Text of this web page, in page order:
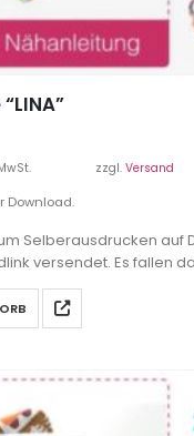
zzgl. Versand
Download.
Selberausdrucken auf
versendet. Es fallen